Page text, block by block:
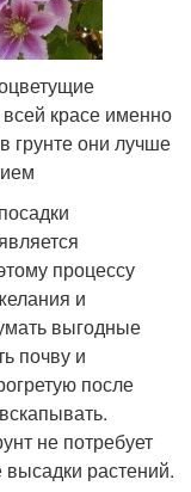
красе именно
грунте они лучше
процессу
и
выгодные
почву и
после
не потребует
растений.